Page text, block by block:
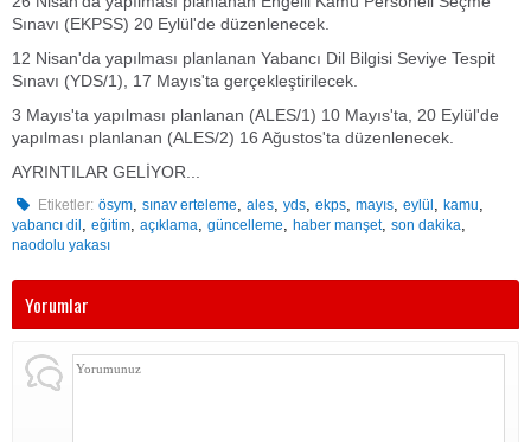
Sınavı (EKPSS) 20 Eylül'de düzenlenecek.
12 Nisan'da yapılması planlanan Yabancı Dil Bilgisi Seviye Tespit
Sınavı (YDS/1), 17 Mayıs'ta gerçekleştirilecek.
3 Mayıs'ta yapılması planlanan (ALES/1) 10 Mayıs'ta, 20 Eylül'de
yapılması planlanan (ALES/2) 16 Ağustos'ta düzenlenecek.
AYRINTILAR GELİYOR...
Etiketler: ösym,sınav erteleme,ales,yds,ekps,mayıs,eylül ,kamu,
yabancı dil , eğitim, açıklama, güncelleme, haber manşet, son dakika,
naodolu yakası
Yorumlar